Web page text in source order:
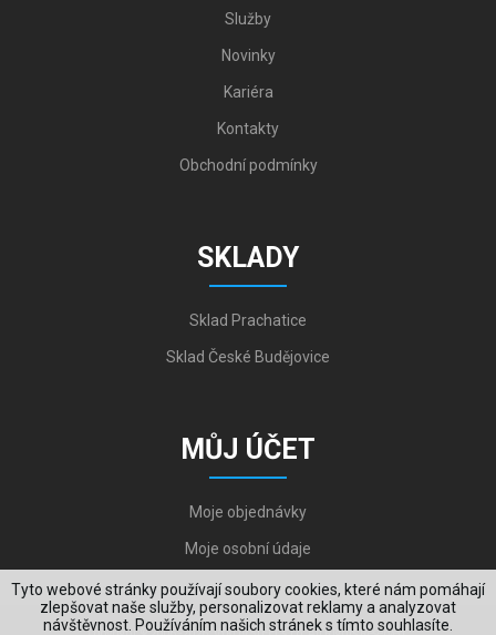
Tyto webové stránky používají soubory cookies, které nám pomáhají
zlepšovat naše služby, personalizovat reklamy a analyzovat
návštěvnost. Používáním našich stránek s tímto souhlasíte.
Služby
Novinky
Kariéra
Kontakty
Obchodní podmínky
SKLADY
Sklad Prachatice
Sklad České Budějovice
MŮJ ÚČET
Moje objednávky
Moje osobní údaje